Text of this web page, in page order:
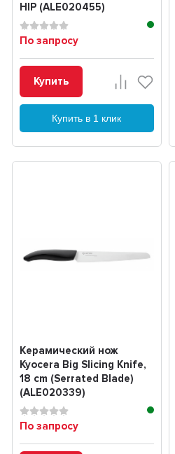
HIP (ALE020455)
По запросу
Купить
Купить в 1 клик
Керамический нож
Kyocera Big Slicing Knife,
18 cm (Serrated Blade)
(ALE020339)
По запросу